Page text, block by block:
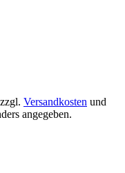
Versandkosten und
angegeben.